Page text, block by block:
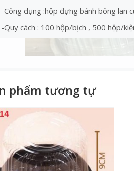
-Công dụng :hộp đựng bánh bông lan
-Quy cách : 100 hộp/bịch , 500 hộp/
phẩm tương tự